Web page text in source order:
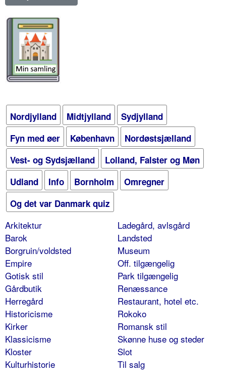
Nordjylland Midtjylland
Sydjylland
Fyn med øer
København
Nordøstsjælland
Vest- og Sydsjælland
Lolland, Falster og Møn
Udland
Info Bornholm
Omregner
Og det var Danmark quiz
Arkitektur
Barok
Borgruin/voldsted
Empire
Gotisk stil
Gårdbutik
Herregård
Historicisme
Kirker
Klassicisme
Kloster
Kulturhistorie
Ladegård, avlsgård
Landsted
Museum
Off. tilgængelig
Park tilgængelig
Renæssance
Restaurant, hotel etc.
Rokoko
Romansk stil
Skønne huse og steder
Slot
Til salg